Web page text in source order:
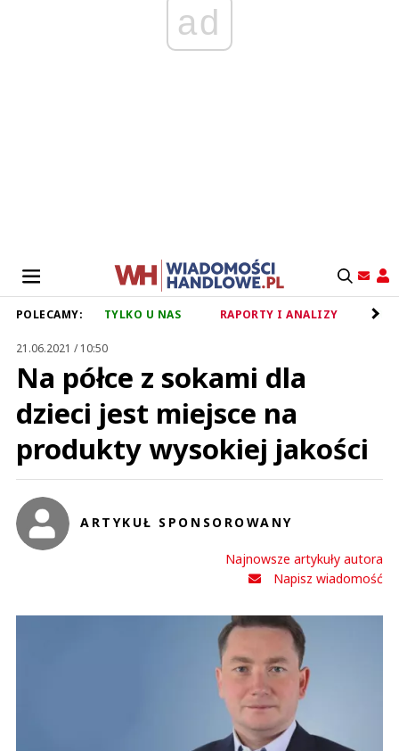
ad
POLECAMY: TYLKO U NAS RAPORTY I ANALIZY
21.06.2021 / 10:50
Na półce z sokami dla
dzieci jest miejsce na
produkty wysokiej jakości
ARTYKUŁ SPONSOROWANY
Najnowsze artykuły autora
Napisz wiadomość